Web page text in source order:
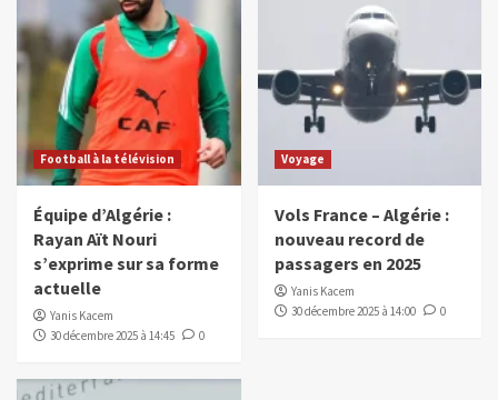
Football à la télévision
Équipe d’Algérie :
Rayan Aït Nouri
s’exprime sur sa forme
actuelle
Yanis Kacem
30 décembre 2025 à 14:45
0
Voyage
Vols France – Algérie :
nouveau record de
passagers en 2025
Yanis Kacem
30 décembre 2025 à 14:00
0